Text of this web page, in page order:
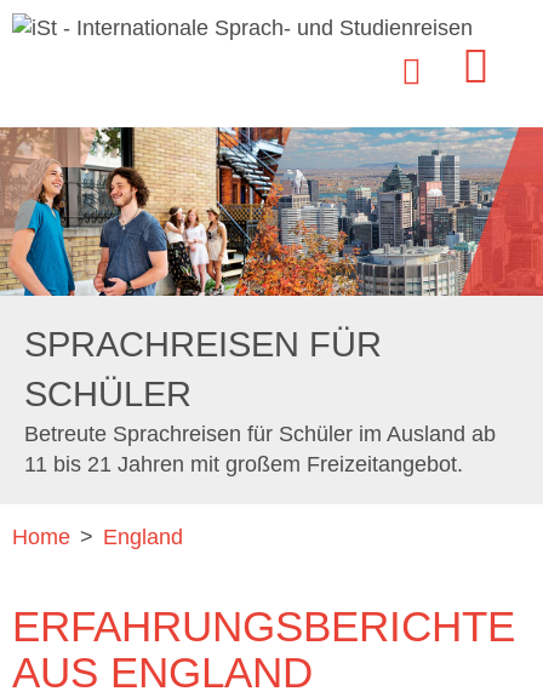
SPRACHREISEN FÜR
SCHÜLER
Betreute Sprachreisen für Schüler im Ausland ab
11 bis 21 Jahren mit großem Freizeitangebot.
Home > England
ERFAHRUNGSBERICHTE
AUS ENGLAND